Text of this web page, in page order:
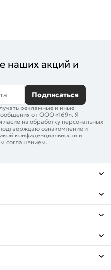
наших акций и
Подписаться
рекламные и иные
от ООО «169». Я
на обработку персональных
ознакомление и
конфиденциальности и
соглашением.